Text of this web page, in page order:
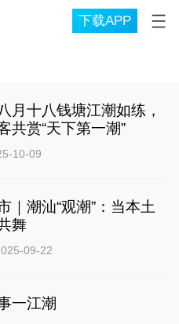
下载APP
月十八钱塘江潮如练，
共赏“天下第一潮”
10-09
｜潮汕“观潮”：当本土
舞
09-22
一江潮